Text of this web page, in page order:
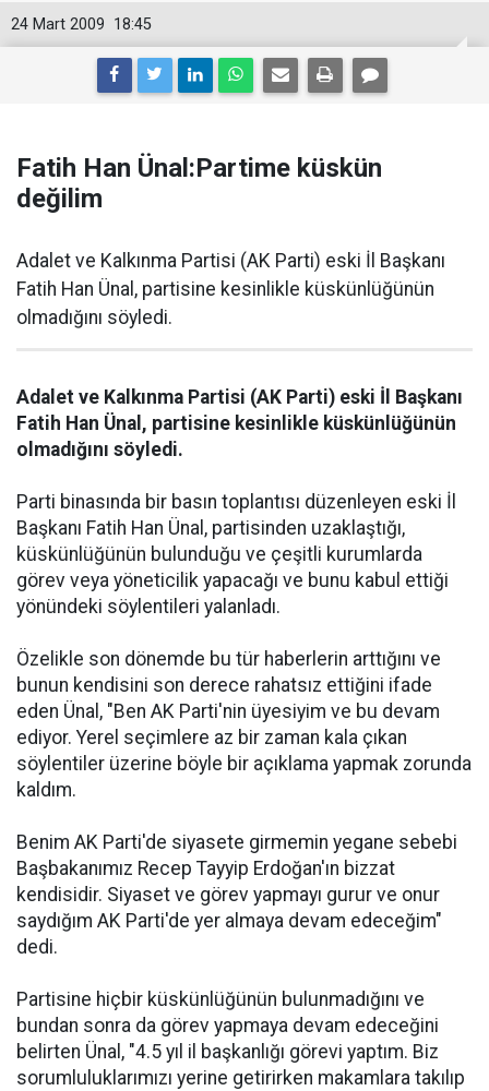
18:45
24 Mart 2009
Fatih Han Ünal:Partime küskün
değilim
Adalet ve Kalkınma Partisi (AK Parti) eski İl Başkanı
Fatih Han Ünal, partisine kesinlikle küskünlüğünün
olmadığını söyledi.
Adalet ve Kalkınma Partisi (AK Parti) eski İl Başkanı
Fatih Han Ünal, partisine kesinlikle küskünlüğünün
olmadığını söyledi.
Parti binasında bir basın toplantısı düzenleyen eski İl
Başkanı Fatih Han Ünal, partisinden uzaklaştığı,
küskünlüğünün bulunduğu ve çeşitli kurumlarda
görev veya yöneticilik yapacağı ve bunu kabul ettiği
yönündeki söylentileri yalanladı.
Özelikle son dönemde bu tür haberlerin arttığını ve
bunun kendisini son derece rahatsız ettiğini ifade
eden Ünal, "Ben AK Parti'nin üyesiyim ve bu devam
ediyor. Yerel seçimlere az bir zaman kala çıkan
söylentiler üzerine böyle bir açıklama yapmak zorunda
kaldım.
Benim AK Parti'de siyasete girmemin yegane sebebi
Başbakanımız Recep Tayyip Erdoğan'ın bizzat
kendisidir. Siyaset ve görev yapmayı gurur ve onur
saydığım AK Parti'de yer almaya devam edeceğim"
dedi.
Partisine hiçbir küskünlüğünün bulunmadığını ve
bundan sonra da görev yapmaya devam edeceğini
belirten Ünal, "4.5 yıl il başkanlığı görevi yaptım. Biz
sorumluluklarımızı yerine getirirken makamlara takılıp